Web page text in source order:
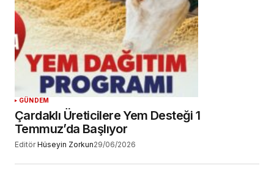
YORUM GÖNDER
GÜNDEM
Çardaklı Üreticilere Yem Desteği 1
Temmuz’da Başlıyor
Editör Hüseyin Zorkun29/06/2026